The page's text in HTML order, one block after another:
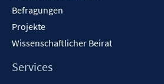
Befragungen
Projekte
Wissenschaftlicher Beirat
Services